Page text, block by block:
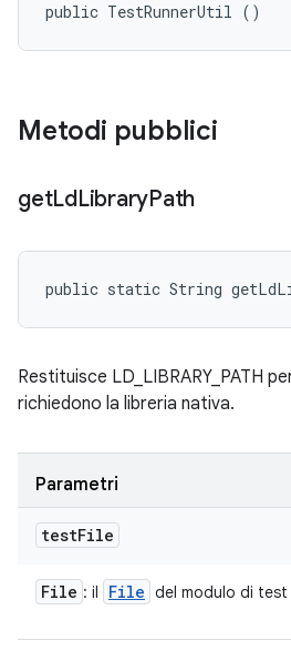
public TestRunnerUtil ()
Metodi pubblici
getLdLibraryPath
public static String
Restituisce LD_LIBRARY_PATH
richiedono la libreria nativa.
Parametri
testFile
File : il File del modulo di test